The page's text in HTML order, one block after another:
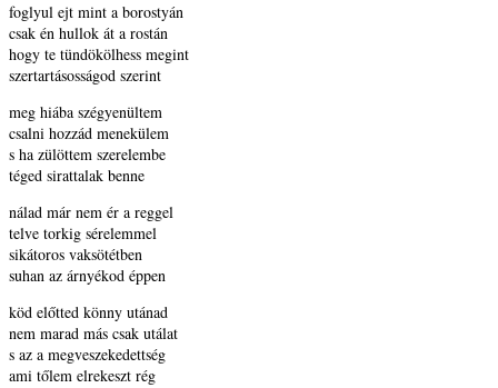
foglyul ejt mint a borostyán
csak én hullok át a rostán
hogy te tündökölhess megint
szertartásosságod szerint
meg hiába szégyenültem
csalni hozzád menekülem
s ha zülöttem szerelembe
téged sirattalak benne
nálad már nem ér a reggel
telve torkig sérelemmel
sikátoros vaksötétben
suhan az árnyékod éppen
köd előtted könny utánad
nem marad más csak utálat
s az a megveszekedettség
ami tőlem elrekeszt rég